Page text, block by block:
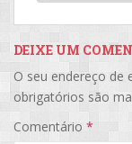
DEIXE UM
O seu endereço de
obrigatórios são
Comentário *